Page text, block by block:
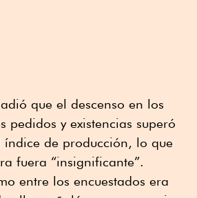
que el descenso en los
pedidos y existencias superó
índice de producción, lo que
fuera “insignificante”.
entre los encuestados era